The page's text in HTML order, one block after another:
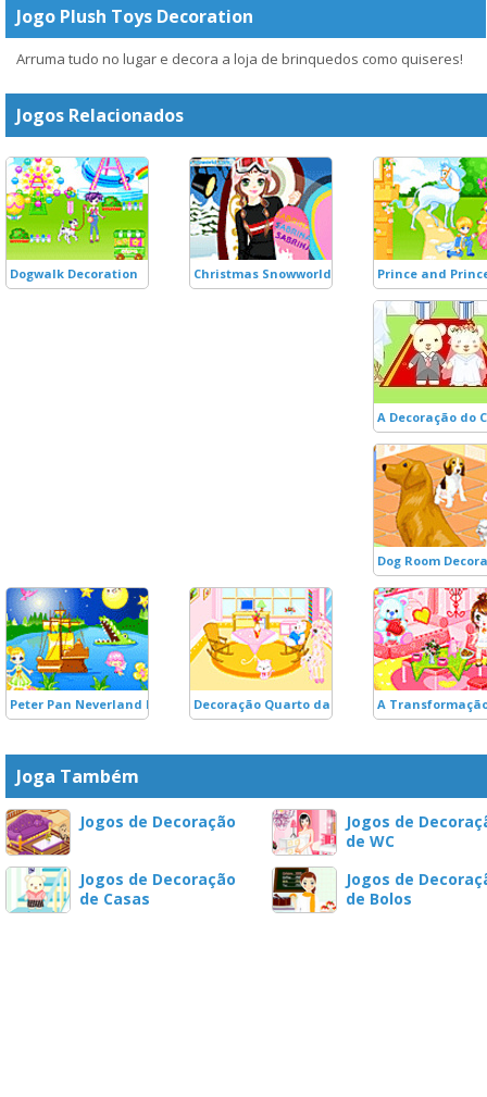
Jogo Plush Toys Decoration
Arruma tudo no lugar e decora a loja de brinquedos como quiseres!
Jogos Relacionados
Dogwalk Decoration Christmas Snowworld DecorationPrince and
A Decoração do
Dog Room
Peter Pan Neverland DecorationDecoração Quarto das Bonecas
A
Joga Também
Jogos de Decoração
Jogos de
de WC
Jogos de Decoração
de Casas
Jogos de
de Bolos